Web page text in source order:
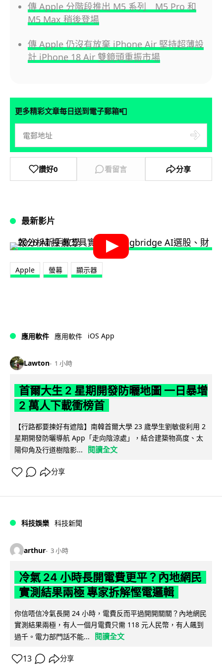
傳 Apple 分階段推出 M5 系列 M5 Pro 和
M5 Max 稍後登場
傳 Apple 仍沒有放棄 iPhone Air 堅持超薄設
計 iPhone 18 Air 雙鏡頭重振市場
更多精彩文章每日送到電子郵箱📮
讚好0 看留言 分享
最新影片
Apple 螢幕 顯示器
應用軟件 應用軟件 iOS App
Lawton 1 小時
首爾大生 2 星期開發防曬地圖 一日暴增
2 萬人下載衝榜首
【行路都要揀好有遮陰】南韓首爾大學 23 歲學生劉敏俊利用 2
星期開發防曬導航 App「走向陰涼處」，結合建築物高度、太
陽仰角及行道樹陰影...
閱讀全文
分享
科技娛樂 科技新聞
arthur 3 小時
冷氣 24 小時長開電費更平？內地網民
實測結果兩極 專家拆解慳電邏輯
你信唔信冷氣長開 24 小時，電費反而平過開開關關？內地網民
實測結果兩極，有人一個月電費只需 118 元人民幣，有人飆到
過千。電力部門話不能...
閱讀全文
13 分享